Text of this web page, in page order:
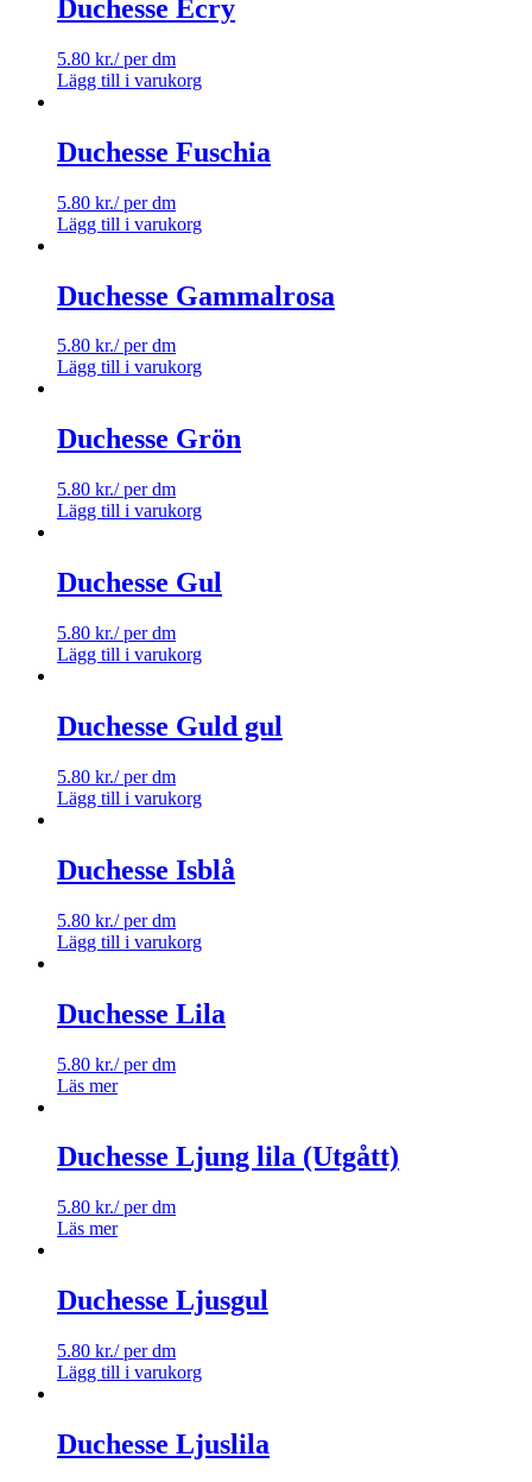
Duchesse Ecry
5.80 kr./ per dm
Lägg till i varukorg
Duchesse Fuschia
5.80 kr./ per dm
Lägg till i varukorg
Duchesse Gammalrosa
5.80 kr./ per dm
Lägg till i varukorg
Duchesse Grön
5.80 kr./ per dm
Lägg till i varukorg
Duchesse Gul
5.80 kr./ per dm
Lägg till i varukorg
Duchesse Guld gul
5.80 kr./ per dm
Lägg till i varukorg
Duchesse Isblå
5.80 kr./ per dm
Lägg till i varukorg
Duchesse Lila
5.80 kr./ per dm
Läs mer
Duchesse Ljung lila (Utgått)
5.80 kr./ per dm
Läs mer
Duchesse Ljusgul
5.80 kr./ per dm
Lägg till i varukorg
Duchesse Ljuslila